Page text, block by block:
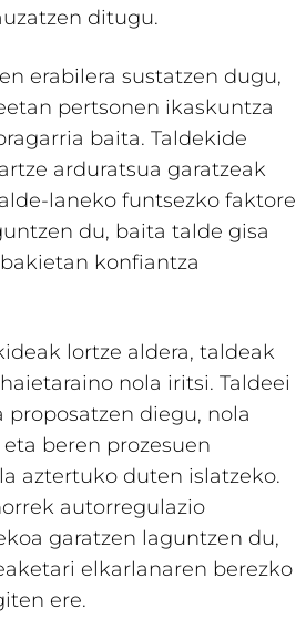
ditugu.
erabilera sustatzen dugu,
pertsonen ikaskuntza
baita. Taldekide
arduratsua garatzeak
laneko funtsezko faktore
du, baita talde gisa
konfiantza
lortze aldera, taldeak
nola iritsi. Taldeei
diegu, nola
beren prozesuen
aztertuko duten islatzeko.
autorregulazio
garatzen laguntzen du,
elkarlanaren berezko
ere.